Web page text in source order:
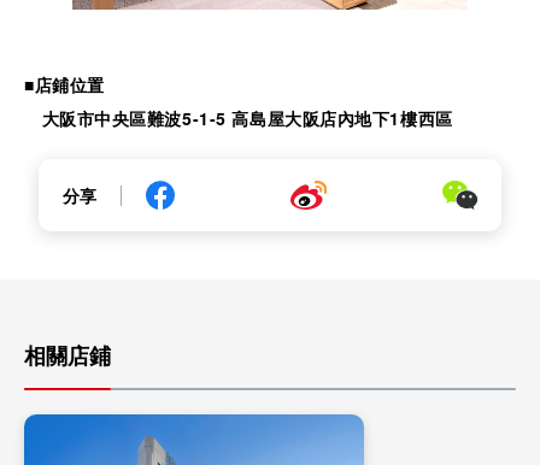
■店鋪位置
大阪市中央區難波5-1-5 高島屋大阪店內地下1樓西區
分享
相關店鋪